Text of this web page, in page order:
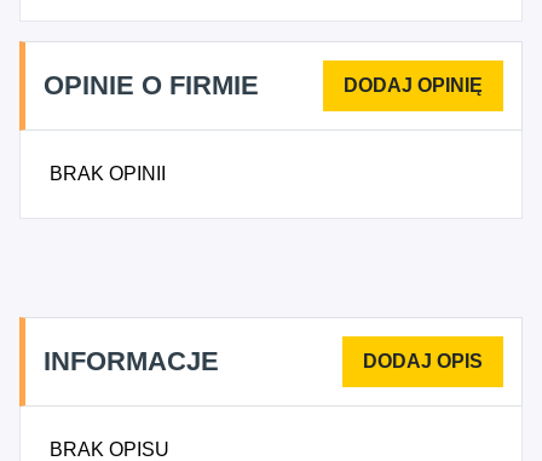
niewyspecjalizowana, 4764Z - Sprzedaż detaliczna
sprzętu sportowego prowadzona w
OPINIE O FIRMIE
BRAK OPINII
INFORMACJE
BRAK OPISU